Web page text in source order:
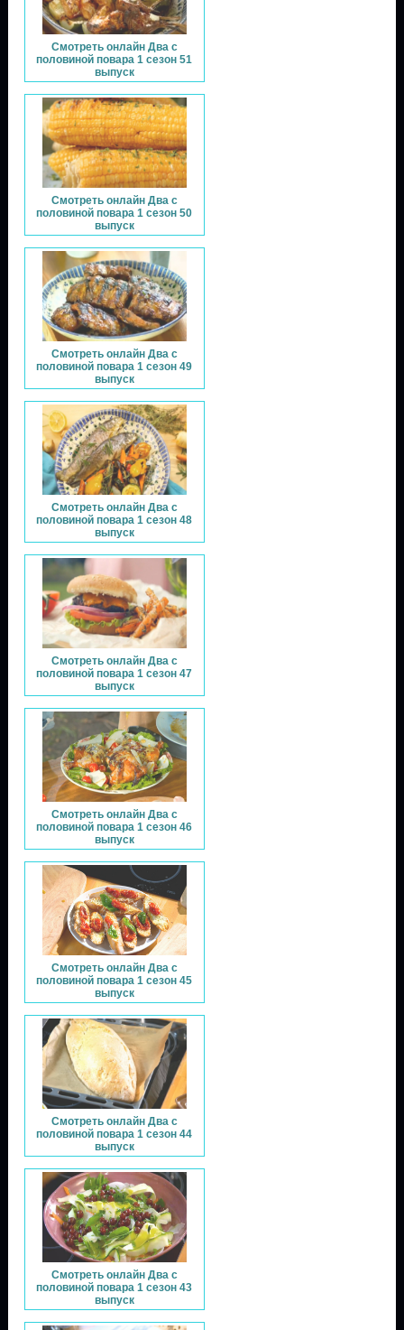
Смотреть онлайн Два с
половиной повара 1 сезон 51
выпуск
Смотреть онлайн Два с
половиной повара 1 сезон 50
выпуск
Смотреть онлайн Два с
половиной повара 1 сезон 49
выпуск
Смотреть онлайн Два с
половиной повара 1 сезон 48
выпуск
Смотреть онлайн Два с
половиной повара 1 сезон 47
выпуск
Смотреть онлайн Два с
половиной повара 1 сезон 46
выпуск
Смотреть онлайн Два с
половиной повара 1 сезон 45
выпуск
Смотреть онлайн Два с
половиной повара 1 сезон 44
выпуск
Смотреть онлайн Два с
половиной повара 1 сезон 43
выпуск